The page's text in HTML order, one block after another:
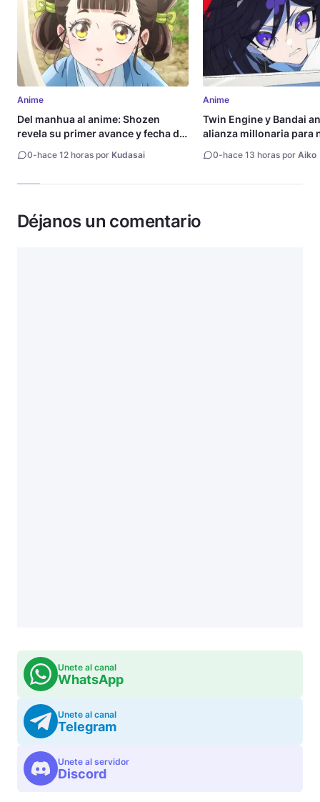
Anime
Del manhua al anime: Shozen
revela su primer avance y fecha de
0-hace 12 horas por Kudasai
Anime
Twin Engine y Bandai
alianza millonaria para
0-hace 13 horas por Aiko
Déjanos un comentario
Unete al canal
WhatsApp
Unete al canal
Telegram
Unete al servidor
Discord